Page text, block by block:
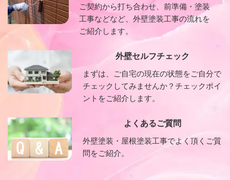
ご契約から打ち合わせ、前準備・塗装
工事などなど、外壁塗装工事の流れを
ご紹介します。
外壁セルフチェック
まずは、ご自宅の現在の状態をご自分で
チェックしてみませんか？チェックポイ
ントをご紹介します。
よくあるご質問
外壁塗装・屋根塗装工事でよく頂くご質
問をご紹介。